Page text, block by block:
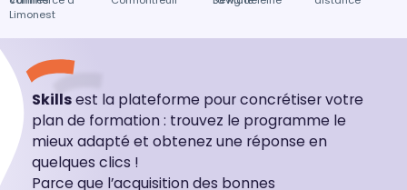
Limonest
Skillsest la plateforme pour concrétiser votre
plan de formation : trouvez le programme le
mieux adapté et obtenez une réponse en
quelques clics !
Parce que l’acquisition des bonnes